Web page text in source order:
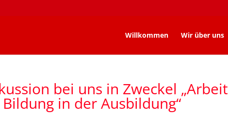
Willkommen Wir über uns
bei uns in Zweckel „Arbeit
in der Ausbildung“